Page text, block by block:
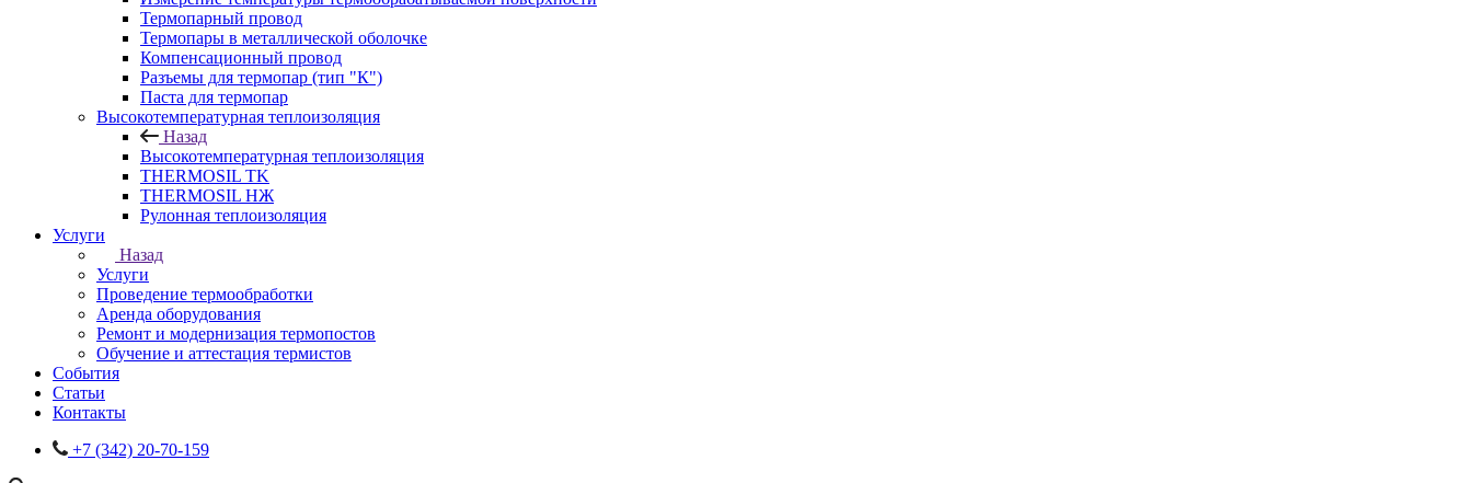
Термопарный провод
Термопары в металлической оболочке
Компенсационный провод
Разъемы для термопар (тип "К")
Паста для термопар
Высокотемпературная теплоизоляция
Назад
Высокотемпературная теплоизоляция
THERMOSIL TK
THERMOSIL НЖ
Рулонная теплоизоляция
Услуги
Назад
Услуги
Проведение термообработки
Аренда оборудования
Ремонт и модернизация термопостов
Обучение и аттестация термистов
События
Статьи
Контакты
+7 (342) 20-70-159